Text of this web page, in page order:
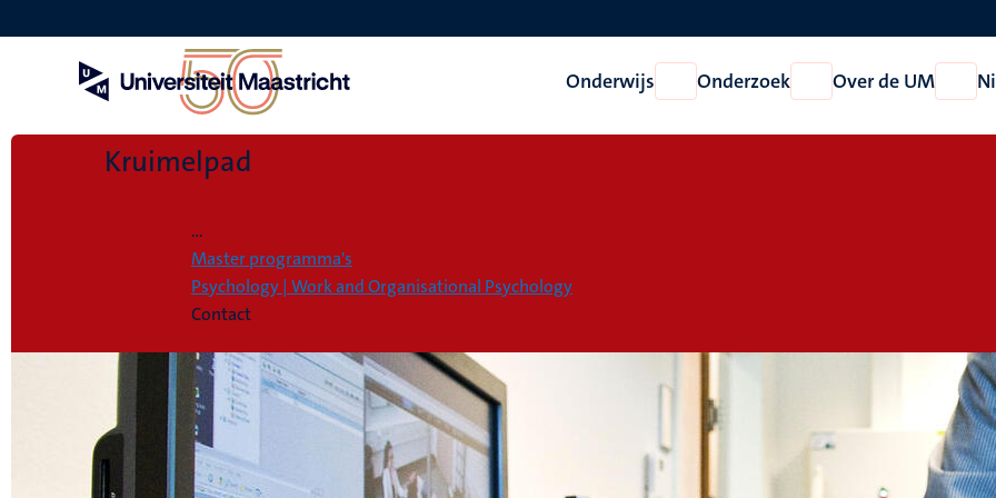
en
Onderwijs
Open
Onderwijs
Onderzoek
Open
Onderzoek
Over de UM
Open
Over
Kruimelpad
...
Master programma's
Psychology | Work and Organisational Psychology
Contact